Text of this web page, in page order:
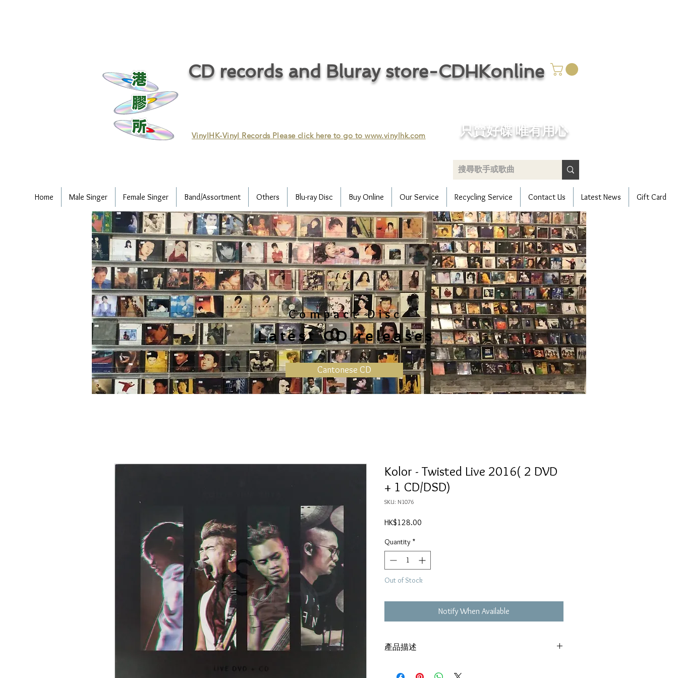
CD records and Bluray store-CDHKonline
VinylHK-Vinyl Records Please click here to go towww.vinylhk.com 只賣好碟 唯有用心
Home Male Singer Female Singer Band/Assortment Others Blu-ray Disc Buy Online Our Service Recycling Service Contact Us Latest News Gift Card
Compact Disc
Latest CD releases
Cantonese CD
Kolor - Twisted Live 2016( 2 DVD
+ 1 CD/DSD)
SKU: N1076
HK$128.00
Quantity *
Out of Stock
Notify When Available
產品描述